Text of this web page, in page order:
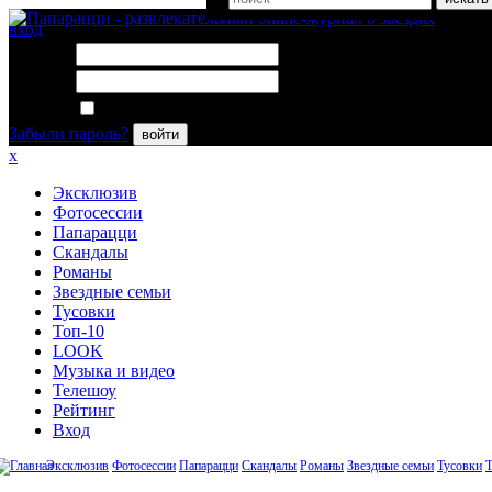
вход
Забыли пароль?
войти
x
Эксклюзив
Фотосессии
Папарацци
Скандалы
Романы
Звездные семьи
Тусовки
Топ-10
LOOK
Музыка и видео
Телешоу
Рейтинг
Вход
Эксклюзив Фотосессии Папарацци Скандалы Романы Звездные семьи Тусовки